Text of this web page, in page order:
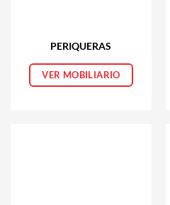
PERIQUERAS
VER MOBILIARIO